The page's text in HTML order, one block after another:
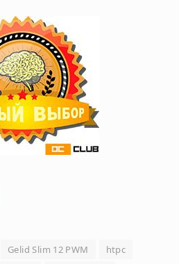
Gelid Slim 12 PWM
htpc